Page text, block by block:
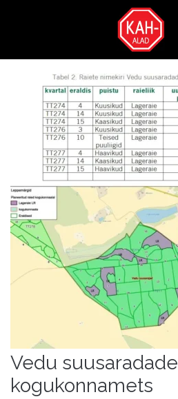
Vedu suusaradade
kogukonnamets